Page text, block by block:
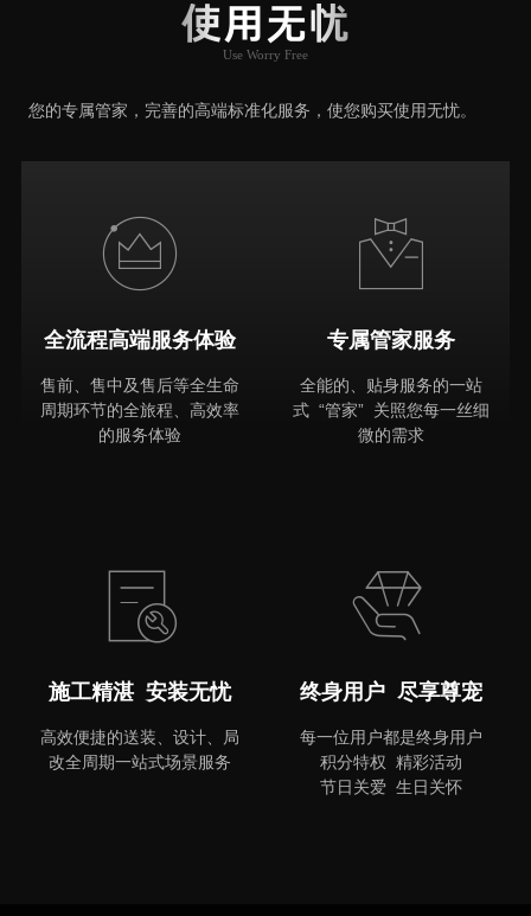
使用无忧
Use Worry Free
您的专属管家，完善的高端标准化服务，使您购买使用无忧。
全流程高端服务体验
售前、售中及售后等全生命
周期环节的全旅程、高效率
的服务体验
专属管家服务
全能的、贴身服务的一站
式 “管家” 关照您每一丝细
微的需求
施工精湛 安装无忧
高效便捷的送装、设计、局
改全周期一站式场景服务
终身用户 尽享尊宠
每一位用户都是终身用户
积分特权 精彩活动
节日关爱 生日关怀